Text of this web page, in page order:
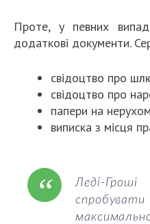
Проте, у певних
додаткові документи.
свідоцтво про
свідоцтво про
папери на
виписка з місця
Леді-